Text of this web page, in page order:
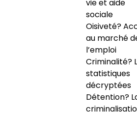
vie et aide
sociale
Oisiveté?
au marché
l’emploi
Criminalité?
statistiques
décryptées
Détention?